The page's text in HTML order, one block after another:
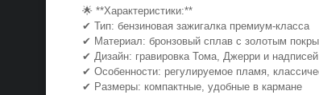
🌟 **Характеристики:**
✔ Тип: бензиновая зажигалка премиум-класса
✔ Материал: бронзовый сплав с золотым
✔ Дизайн: гравировка Тома, Джерри и
✔ Особенности: регулируемое пламя,
✔ Размеры: компактные, удобные в кармане